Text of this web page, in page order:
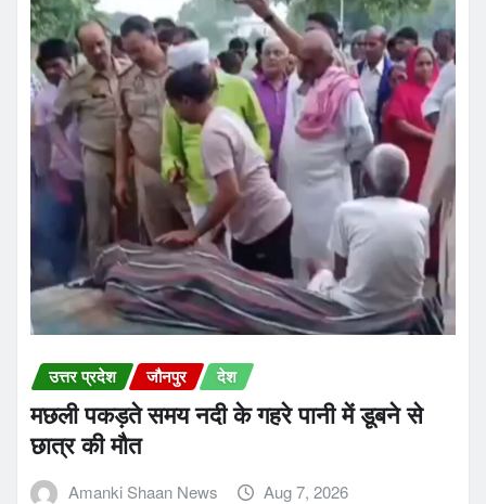
उत्तर प्रदेश जौनपुर देश
मछली पकड़ते समय नदी के गहरे पानी में डूबने से
छात्र की मौत
Amanki Shaan News Aug 7, 2026